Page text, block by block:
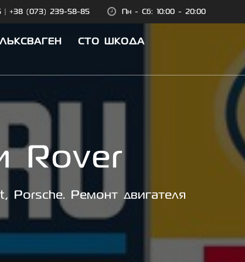
| +38 (073) 239-58-85 Пн - Сб: 10:00 - 20:00
СТО ШКОДА
Rover
Ремонт двигателя